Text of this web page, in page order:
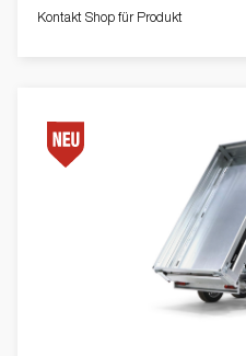
Kontakt Shop für Produkt